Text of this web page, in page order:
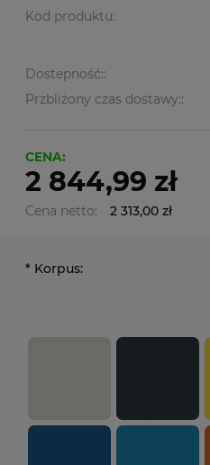
Kod produktu:
Dostepność::
Przbliżony czas dostawy::
CENA:
2 844,99 zł
Cena netto: 2 313,00 zł
* Korpus: